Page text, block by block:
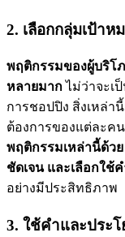
2. เลือกกลุ่มเป้าห
พฤติกรรมของผู้บริโ
หลายมากไม่ว่าจะเ
การชอปปิง สิ่งเหล่า
ต้องการของแต่ละค
พฤติกรรมเหล่านี้ด้ว
ชัดเจน และเลือกใช้
อย่างมีประสิทธิภาพ
3. ใช้คำและประ